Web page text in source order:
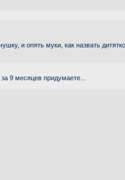
и опять муки, как назвать
9 месяцев придумаете...